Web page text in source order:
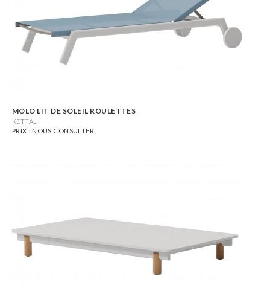
MOLO LIT DE SOLEIL ROULETTES
KETTAL
PRIX : NOUS CONSULTER